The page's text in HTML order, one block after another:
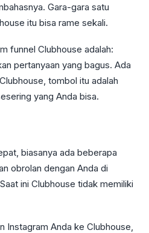
Gara-gara satu
itu bisa rame sekali.
funnel Clubhouse adalah:
pertanyaan yang bagus. Ada
tombol itu adalah
yang Anda bisa.
biasanya ada beberapa
obrolan dengan Anda di
ini Clubhouse tidak memiliki
Instagram Anda ke Clubhouse,